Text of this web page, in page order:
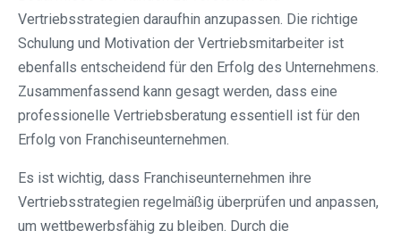
Vertriebsstrategien daraufhin anzupassen. Die richtige
Schulung und Motivation der Vertriebsmitarbeiter ist
ebenfalls entscheidend für den Erfolg des Unternehmens.
Zusammenfassend kann gesagt werden, dass eine
professionelle Vertriebsberatung essentiell ist für den
Erfolg von Franchiseunternehmen.
Es ist wichtig, dass Franchiseunternehmen ihre
Vertriebsstrategien regelmäßig überprüfen und anpassen,
um wettbewerbsfähig zu bleiben. Durch die